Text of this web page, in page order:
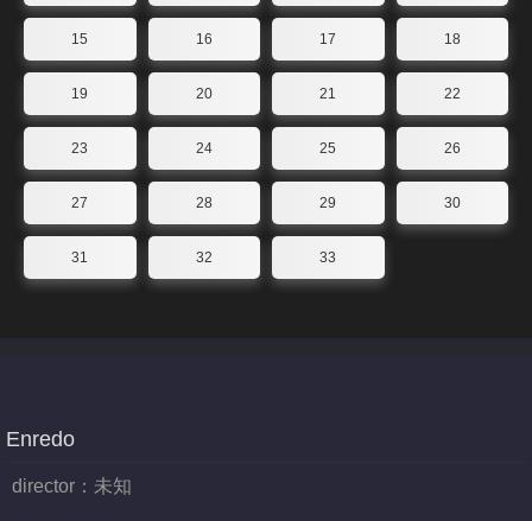
15 16 17 18
19 20 21 22
23 24 25 26
27 28 29 30
31 32 33
Enredo
director： 未知